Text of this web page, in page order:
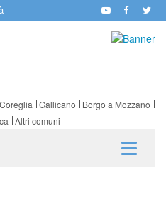
Coreglia Gallicano
Borgo a Mozzano
Altri comuni